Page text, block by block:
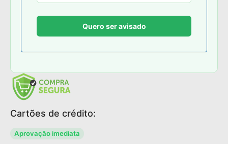
Cartões de crédito:
Aprovação imediata